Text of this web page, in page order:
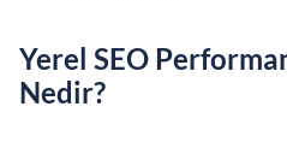
Yerel SEO
Nedir?